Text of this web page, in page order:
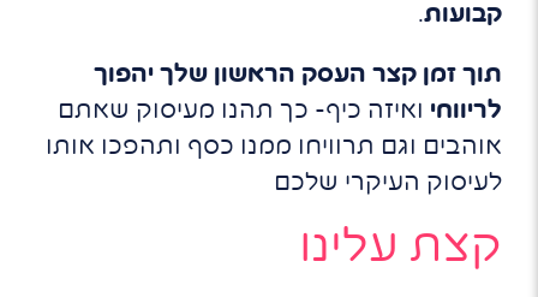
קבועות.
תוך זמן קצר העסק הראשון שלך יהפוך
לריווחי ואיזה כיף- כך תהנו מעיסוק שאתם
אוהבים וגם תרוויחו ממנו כסף ותהפכו אותו
לעיסוק העיקרי שלכם
קצת עלינו